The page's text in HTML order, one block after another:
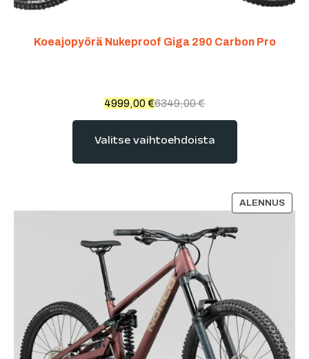
Koeajopyörä Nukeproof Giga 290 Carbon Pro
4999,00 €6349,00€
Valitse vaihtoehdoista
ALENNUS